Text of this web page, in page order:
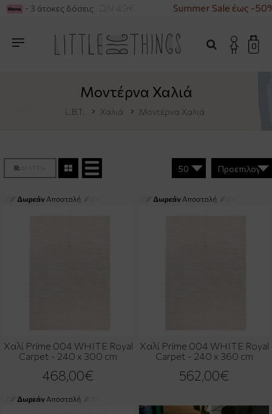
ΑΝΩ ΤΩΝ 49€ Summer Sale έως -50%
- 3 άτοκες δόσεις
0
Μοντέρνα Χαλιά
L.B.T. Χαλιά Μοντέρνα Χαλιά
ΦΙΛΤΡΑ
Χαλί Prime 004 WHITE Royal
Carpet - 240 x 300 cm
468,00€
Χαλί Prime 004 WHITE Royal
Carpet - 240 x 360 cm
562,00€